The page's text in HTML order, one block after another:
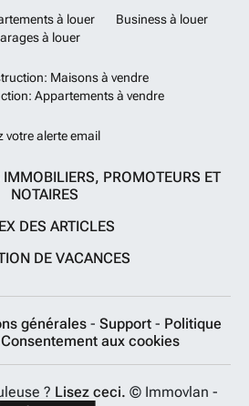
à louer
Business à louer
à louer
Maisons à vendre
Appartements à vendre
votre alerte email
IMMOBILIERS, PROMOTEURS ET
NOTAIRES
DES ARTICLES
DE VACANCES
générales - Support - Politique
Consentement aux cookies
? Lisez ceci. © Immovlan -